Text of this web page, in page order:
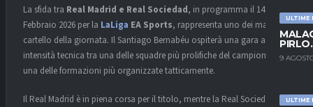
ULTIME
9
ULTIME
La sfida tra Real Madrid e Real Sociedad, in programma il 14
Febbraio 2026 per la LaLiga EA Sports, rappresenta uno dei match di
cartello della giornata. Il Santiago Bernabéu ospiterà una gara ad alta
intensità tecnica tra una delle squadre più prolifiche del campionato e
una delle formazioni più organizzate tatticamente.
Il Real Madrid è in piena corsa per il titolo, mentre la Real Sociedad